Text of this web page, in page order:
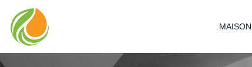
MAISON